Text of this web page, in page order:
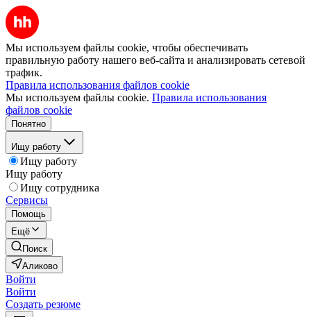
Мы используем файлы cookie, чтобы обеспечивать
правильную работу нашего веб-сайта и анализировать сетевой
трафик.
Правила использования файлов cookie
Мы используем файлы cookie. Правила использования
файлов cookie
Понятно
Ищу работу
Ищу работу
Ищу работу
Ищу сотрудника
Сервисы
Помощь
Ещё
Поиск
Аликово
Войти
Войти
Создать резюме